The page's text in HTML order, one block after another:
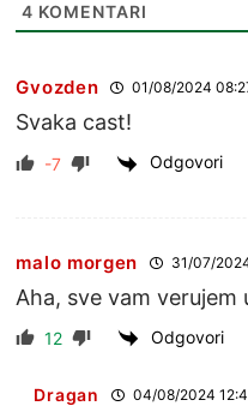
4 KOMENTARI
Gvozden 01/08/2024
Svaka cast!
-7 Odgovori
malo morgen 31/07/
Aha, sve vam
12 Odgovori
Dragan 04/08/2024